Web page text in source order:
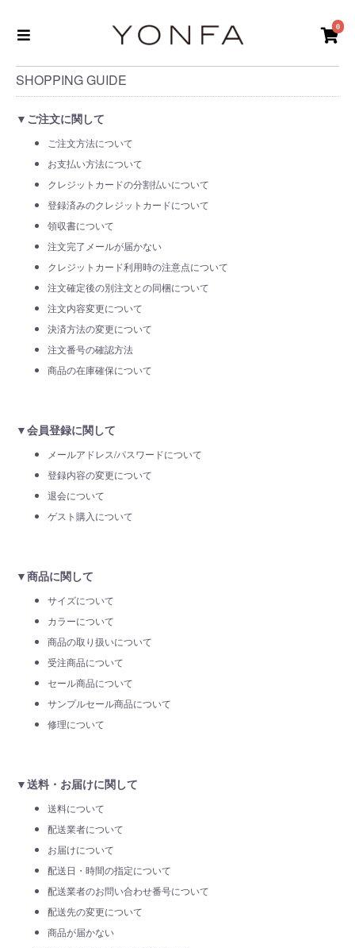
0
SHOPPING GUIDE
▼ご注文に関して
ご注文方法について
お支払い方法について
クレジットカードの分割払いについて
登録済みのクレジットカードについて
領収書について
注文完了メールが届かない
クレジットカード利用時の注意点について
注文確定後の別注文との同梱について
注文内容変更について
決済方法の変更について
注文番号の確認方法
商品の在庫確保について
▼会員登録に関して
メールアドレス/パスワードについて
登録内容の変更について
退会について
ゲスト購入について
▼商品に関して
サイズについて
カラーについて
商品の取り扱いについて
受注商品について
セール商品について
サンプルセール商品について
修理について
▼送料・お届けに関して
送料について
配送業者について
お届けについて
配送日・時間の指定について
配送業者のお問い合わせ番号について
配送先の変更について
商品が届かない